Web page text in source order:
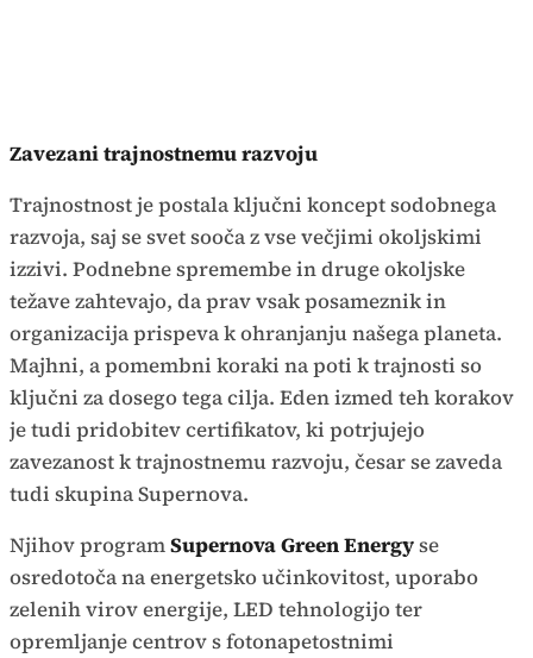
Zavezani trajnostnemu razvoju
Trajnostnost je postala ključni koncept sodobnega
razvoja, saj se svet sooča z vse večjimi okoljskimi
izzivi. Podnebne spremembe in druge okoljske
težave zahtevajo, da prav vsak posameznik in
organizacija prispeva k ohranjanju našega planeta.
Majhni, a pomembni koraki na poti k trajnosti so
ključni za dosego tega cilja. Eden izmed teh korakov
je tudi pridobitev certifikatov, ki potrjujejo
zavezanost k trajnostnemu razvoju, česar se zaveda
tudi skupina Supernova.
Njihov programSupernova Green Energyse
osredotoča na energetsko učinkovitost, uporabo
zelenih virov energije, LED tehnologijo ter
opremljanje centrov s fotonapetostnimi